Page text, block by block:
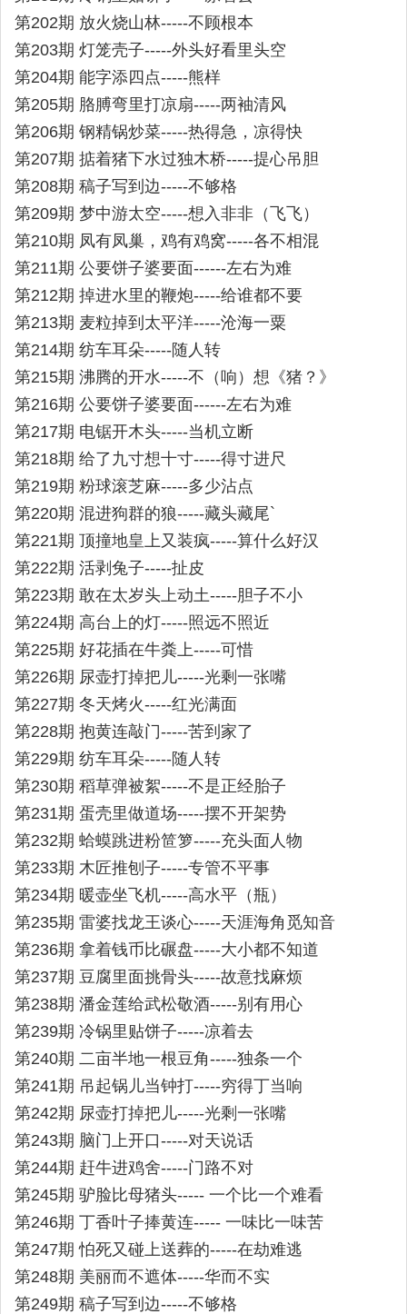
第202期 放火烧山林-----不顾根本
第203期 灯笼壳子-----外头好看里头空
第204期 能字添四点-----熊样
第205期 胳膊弯里打凉扇-----两袖清风
第206期 钢精锅炒菜-----热得急，凉得快
第207期 掂着猪下水过独木桥-----提心吊胆
第208期 稿子写到边-----不够格
第209期 梦中游太空-----想入非非（飞飞）
第210期 凤有凤巢，鸡有鸡窝-----各不相混
第211期 公要饼子婆要面------左右为难
第212期 掉进水里的鞭炮-----给谁都不要
第213期 麦粒掉到太平洋-----沧海一粟
第214期 纺车耳朵-----随人转
第215期 沸腾的开水-----不（响）想《猪？》
第216期 公要饼子婆要面------左右为难
第217期 电锯开木头-----当机立断
第218期 给了九寸想十寸-----得寸进尺
第219期 粉球滚芝麻-----多少沾点
第220期 混进狗群的狼-----藏头藏尾`
第221期 顶撞地皇上又装疯-----算什么好汉
第222期 活剥兔子-----扯皮
第223期 敢在太岁头上动土-----胆子不小
第224期 高台上的灯-----照远不照近
第225期 好花插在牛粪上-----可惜
第226期 尿壶打掉把儿-----光剩一张嘴
第227期 冬天烤火-----红光满面
第228期 抱黄连敲门-----苦到家了
第229期 纺车耳朵-----随人转
第230期 稻草弹被絮-----不是正经胎子
第231期 蛋壳里做道场-----摆不开架势
第232期 蛤蟆跳进粉笸箩-----充头面人物
第233期 木匠推刨子-----专管不平事
第234期 暖壶坐飞机-----高水平（瓶）
第235期 雷婆找龙王谈心-----天涯海角觅知音
第236期 拿着钱币比碾盘-----大小都不知道
第237期 豆腐里面挑骨头-----故意找麻烦
第238期 潘金莲给武松敬酒-----别有用心
第239期 冷锅里贴饼子-----凉着去
第240期 二亩半地一根豆角-----独条一个
第241期 吊起锅儿当钟打-----穷得丁当响
第242期 尿壶打掉把儿-----光剩一张嘴
第243期 脑门上开口-----对天说话
第244期 赶牛进鸡舍-----门路不对
第245期 驴脸比母猪头----- 一个比一个难看
第246期 丁香叶子捧黄连----- 一味比一味苦
第247期 怕死又碰上送葬的-----在劫难逃
第248期 美丽而不遮体-----华而不实
第249期 稿子写到边-----不够格